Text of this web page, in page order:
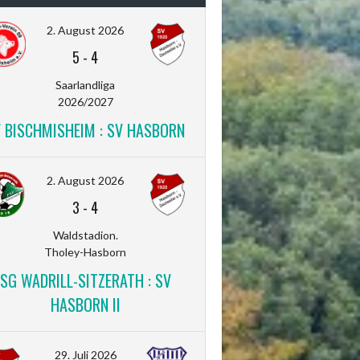
2. August 2026
5 - 4
Saarlandliga
2026/2027
BISCHMISHEIM : SV HASBORN
2. August 2026
3 - 4
Waldstadion.
Tholey-Hasborn
SG WADRILL-SITZERATH : SV
HASBORN II
29. Juli 2026